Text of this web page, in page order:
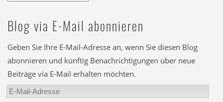
Blog via E-Mail abonnieren
Geben Sie Ihre E-Mail-Adresse an, wenn Sie diesen Blog
abonnieren und künftig Benachrichtigungen über neue
Beiträge via E-Mail erhalten möchten.
E-